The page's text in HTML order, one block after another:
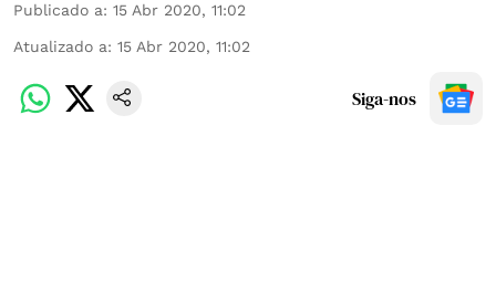
Publicado a: 15 Abr 2020, 11:02
Atualizado a: 15 Abr 2020, 11:02
Siga-nos